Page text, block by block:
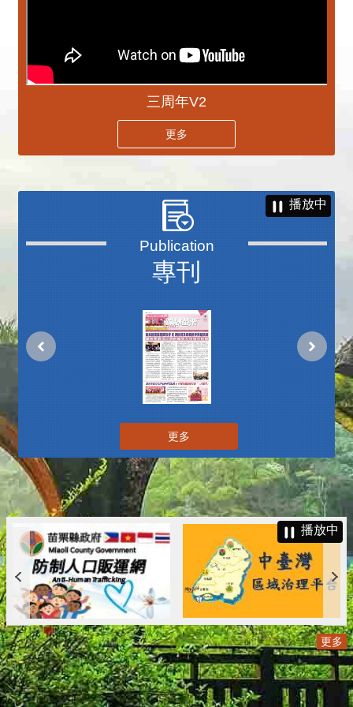
三周年V2
更多
專刊
播放中
更多
播放中
更多